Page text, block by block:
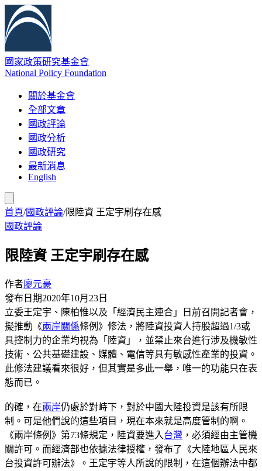
國家政策研究基金會
National Policy Foundation
關於基金會
全部文章
國政評論
國政分析
國政研究
最新消息
English
首頁/國政評論/限陸資 王定宇刷存在感
國政評論
限陸資 王定宇刷存在感
作者廖元豪
發布日期2020年10月23日
立委王定宇、陳柏惟以及「經濟民主連合」日前召開記者會，
擬推動《兩岸關係條例》修法，將陸資投資人持股超過1/3或
具控制力的企業均視為「陸資」，並禁止來台進行涉及機敏性
技術、公共基礎建設、媒體、電信等具有敏感性產業的投資。
此修法建議看來很好，但其實是多此一舉，唯一的功能只在表
態而已。
的確，在兩岸仍處於對峙下，對於中國大陸投資是該有所限
制。可是他們說的這些項目，現在本來就是高度管制的啊。
《兩岸條例》第73條規定，陸資要進入 台灣 ，必須經由主管機
關許可。而經濟部也依據法律授權，發布了《大陸地區人民來
台投資許可辦法》。王定宇等人所說的限制，在這個辦法中都